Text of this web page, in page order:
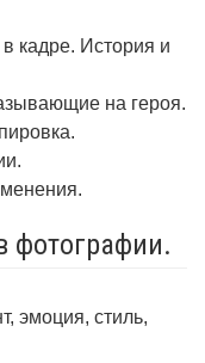
кадре. История и
на героя.
фотографии.
эмоция, стиль,